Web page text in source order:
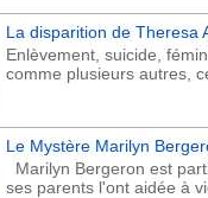
La disparition de Theresa
Enlèvement, suicide,
comme plusieurs autres,
Le Mystère Marilyn
Marilyn Bergeron est
ses parents l'ont aidée à